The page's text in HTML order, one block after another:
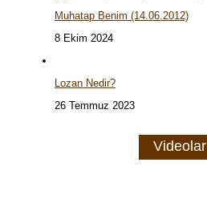
Muhatap Benim (14.06.2012)
8 Ekim 2024
Lozan Nedir?
26 Temmuz 2023
Videolar